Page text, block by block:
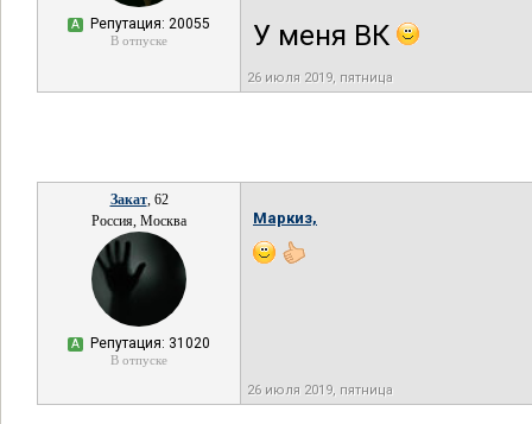
А Репутация: 20055
В отпуске У меня ВК
26 июля 2019, пятница
Закат, 62
Россия, Москва
А Репутация: 31020
В отпуске
Маркиз,
26 июля 2019, пятница